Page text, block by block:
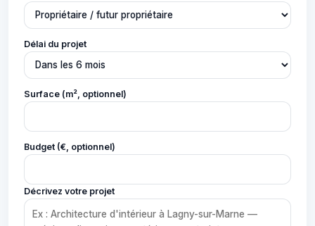
Délai du projet
Surface (m², optionnel)
Budget (€, optionnel)
Décrivez votre projet